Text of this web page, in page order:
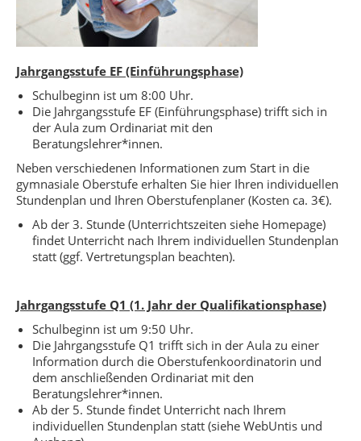
Jahrgangsstufe EF (Einführungsphase)
Schulbeginn ist um 8:00 Uhr.
Die Jahrgangsstufe EF (Einführungsphase) trifft sich in
der Aula zum Ordinariat mit den
Beratungslehrer*innen.
Neben verschiedenen Informationen zum Start in die
gymnasiale Oberstufe erhalten Sie hier Ihren individuellen
Stundenplan und Ihren Oberstufenplaner (Kosten ca. 3€).
Ab der 3. Stunde (Unterrichtszeiten siehe Homepage)
findet Unterricht nach Ihrem individuellen Stundenplan
statt (ggf. Vertretungsplan beachten).
Jahrgangsstufe Q1 (1. Jahr der Qualifikationsphase)
Schulbeginn ist um 9:50 Uhr.
Die Jahrgangsstufe Q1 trifft sich in der Aula zu einer
Information durch die Oberstufenkoordinatorin und
dem anschließenden Ordinariat mit den
Beratungslehrer*innen.
Ab der 5. Stunde findet Unterricht nach Ihrem
individuellen Stundenplan statt (siehe WebUntis und